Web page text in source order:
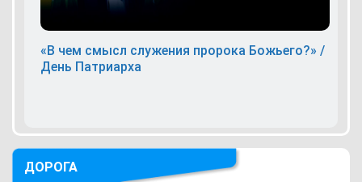
«В чем смысл служения пророка Божьего?» /
День Патриарха
ДОРОГА